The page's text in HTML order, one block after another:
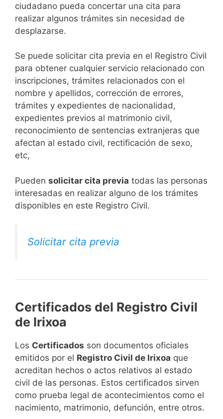
ciudadano pueda concertar una cita para
realizar algunos trámites sin necesidad de
desplazarse.​
Se puede solicitar cita previa en el Registro Civil
para obtener cualquier servicio relacionado con
inscripciones, trámites relacionados con el
nombre y apellidos, corrección de errores,
trámites y expedientes de nacionalidad,
expedientes previos al matrimonio civil,
reconocimiento de sentencias extranjeras que
afectan al estado civil, rectificación de sexo,
etc,
​Pueden solicitar cita previa todas las personas
interesadas en realizar alguno de los trámites
disponibles en este Registro Civil.​
Solicitar cita previa
Certificados del Registro Civil
de Irixoa
Los Certificados son documentos oficiales
emitidos por el Registro Civil de Irixoa que
acreditan hechos o actos relativos al estado
civil de las personas. Estos certificados sirven
como prueba legal de acontecimientos como el
nacimiento, matrimonio, defunción, entre otros.